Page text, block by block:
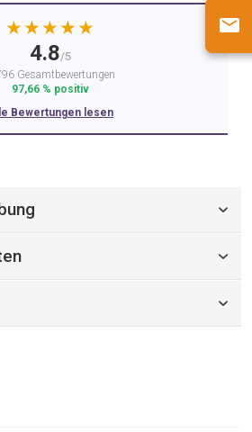
★★★★★
4.8/5
Gesamtbewertungen
97,66 % positiv
Bewertungen lesen